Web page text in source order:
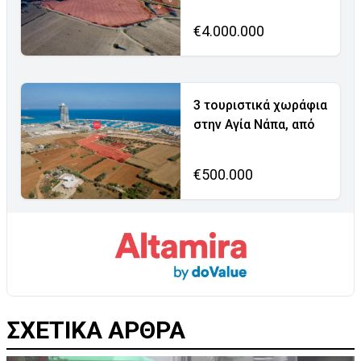
€4.000.000
3 τουριστικά χωράφια
στην Αγία Νάπα, από
€500.000
ΣΧΕΤΙΚΑ ΑΡΘΡΑ